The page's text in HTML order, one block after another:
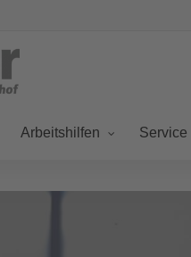
Arbeitshilfen Service